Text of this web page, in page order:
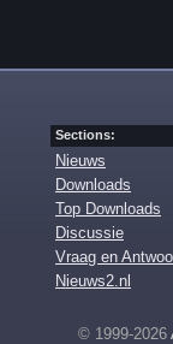
Sections:
Nieuws
Downloads
Top Downloads
Discussie
Vraag en
Nieuws2.nl
© 1999-2026